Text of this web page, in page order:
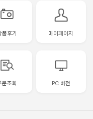
품후기 마이페이지
문조회 PC 버전